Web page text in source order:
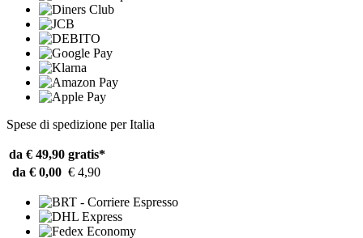
Spese di spedizione per Italia
da € 49,90 gratis*
da € 0,00 € 4,90